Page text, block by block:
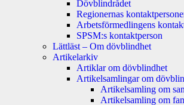
Dövblindrådet
Regionernas
Arbetsförmedlingens
SPSM:s kontaktperson
Lättläst – Om dövblindhet
Artikelarkiv
Artiklar om dövblindhet
Artikelsamlingar om
Artikelsamling om
Artikelsamling om